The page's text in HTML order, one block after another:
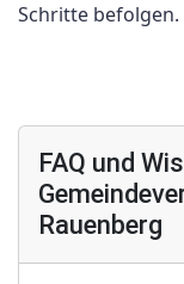
Schritte befolgen.
FAQ und
Rauenberg